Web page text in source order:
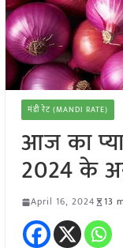
मंडी रेट (MANDI RATE)
आज का
2024 के
April 16, 2024 13